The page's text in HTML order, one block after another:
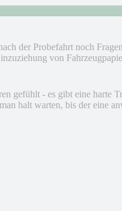
der Probefahrt noch
von
gefühlt - es gibt eine harte
halt warten, bis der eine